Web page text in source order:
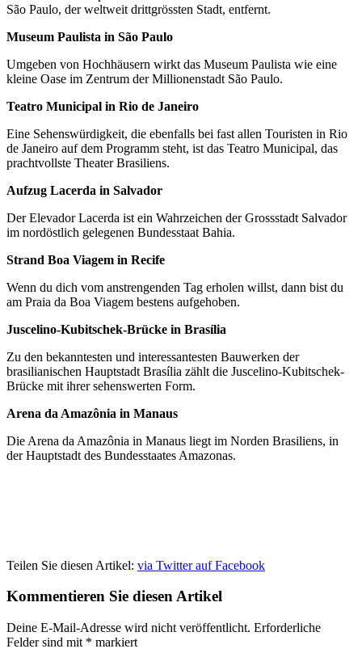
São Paulo, der weltweit drittgrössten Stadt, entfernt.
Museum Paulista in São Paulo
Umgeben von Hochhäusern wirkt das Museum Paulista wie eine
kleine Oase im Zentrum der Millionenstadt São Paulo.
Teatro Municipal in Rio de Janeiro
Eine Sehenswürdigkeit, die ebenfalls bei fast allen Touristen in Rio
de Janeiro auf dem Programm steht, ist das Teatro Municipal, das
prachtvollste Theater Brasiliens.
Aufzug Lacerda in Salvador
Der Elevador Lacerda ist ein Wahrzeichen der Grossstadt Salvador
im nordöstlich gelegenen Bundesstaat Bahia.
Strand Boa Viagem in Recife
Wenn du dich vom anstrengenden Tag erholen willst, dann bist du
am Praia da Boa Viagem bestens aufgehoben.
Juscelino-Kubitschek-Brücke in Brasília
Zu den bekanntesten und interessantesten Bauwerken der
brasilianischen Hauptstadt Brasília zählt die Juscelino-Kubitschek-
Brücke mit ihrer sehenswerten Form.
Arena da Amazônia in Manaus
Die Arena da Amazônia in Manaus liegt im Norden Brasiliens, in
der Hauptstadt des Bundesstaates Amazonas.
Teilen Sie diesen Artikel: via Twitter auf Facebook
Kommentieren Sie diesen Artikel
Deine E-Mail-Adresse wird nicht veröffentlicht. Erforderliche
Felder sind mit * markiert